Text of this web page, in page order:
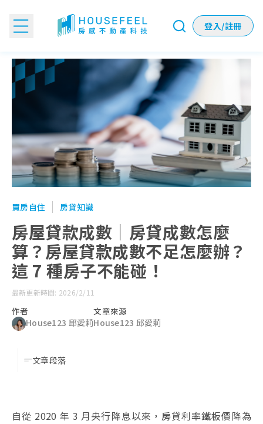
登入/註冊
房屋貸款成數｜房貸成數怎麼算？房屋貸款成數不足怎麼辦？
買房自住 房貸知識
房屋貸款成數｜房貸成數怎麼
算？房屋貸款成數不足怎麼辦？
這 7 種房子不能碰！
最新更新時間: 2026/2/11
作者
House123 邱愛莉
文章來源
House123 邱愛莉
文章段落
自從 2020 年 3 月央行降息以來，房貸利率鐵板價降為